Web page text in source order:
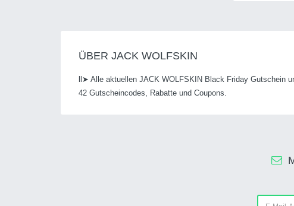
ÜBER JACK WOLFSKIN
ll➤ Alle aktuellen JACK WOLFSKIN Black Friday Gutschein
42 Gutscheincodes, Rabatte und Coupons.